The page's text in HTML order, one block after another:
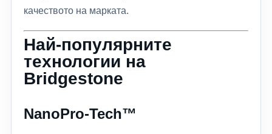
качеството на марката.
Най-популярните
технологии на
Bridgestone
NanoPro-Tech™